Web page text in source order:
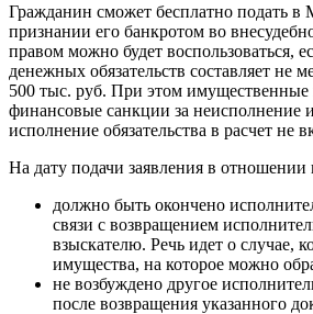
Гражданин сможет бесплатно подать
признании его банкротом во
правом можно будет воспользоваться,
денежных обязательств составляет не
500 тыс. руб. При этом имущественные
финансовые санкции за неисполнение
исполнение обязательства в расчет не
На дату подачи заявления в отношении
должно быть окончено
связи с возвращением
взыскателю. Речь идет о случае,
имущества, на которое можно
не возбуждено другое
после возвращения указанного